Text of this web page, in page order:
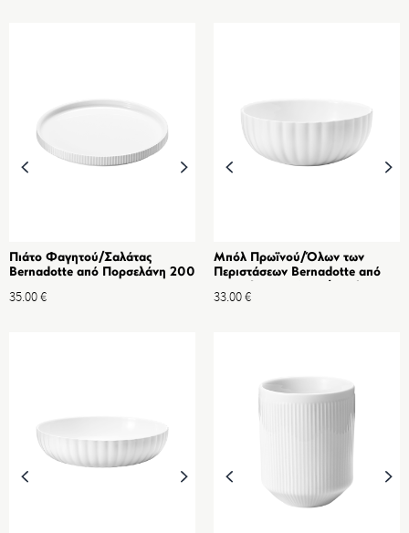
Πιάτο Φαγητού/Σαλάτας
Bernadotte από Πορσελάνη 200
35.00€
Μπόλ Πρωϊνού/Όλων των
Περιστάσεων Bernadotte από
33.00€